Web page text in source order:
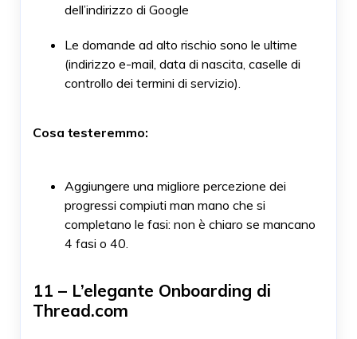
dell’indirizzo di Google
Le domande ad alto rischio sono le ultime
(indirizzo e-mail, data di nascita, caselle di
controllo dei termini di servizio).
Cosa testeremmo:
Aggiungere una migliore percezione dei
progressi compiuti man mano che si
completano le fasi: non è chiaro se mancano
4 fasi o 40.
11 – L’elegante Onboarding di
Thread.com